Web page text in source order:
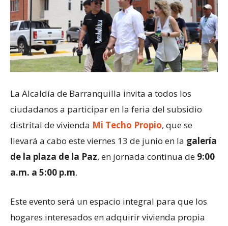
La Alcaldía de Barranquilla invita a todos los
ciudadanos a participar en la feria del subsidio
distrital de vivienda Mi Techo Propio, que se
llevará a cabo este viernes 13 de junio en la galería
de la plaza de la Paz, en jornada continua de 9:00
a.m. a 5:00 p.m.
Este evento será un espacio integral para que los
hogares interesados en adquirir vivienda propia